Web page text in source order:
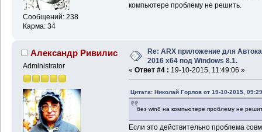
Сообщений: 238
Карма: 34
компьютере проблему не решить.
Александр Ривилис
Administrator
Re: ARX приложение для
2016 x64 под Windows 8.1.
« Ответ #4 : 19-10-2015, 11:49:06 »
Цитата: Николай Горлов от 19-10-2015,
без win8 на компьютере проблему не
Если это действительно проблема